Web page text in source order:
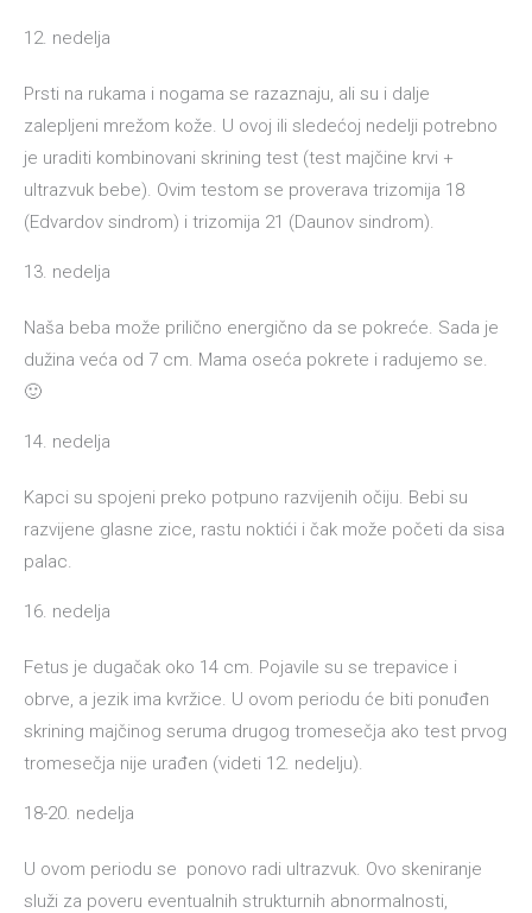
12. nedelja
Prsti na rukama i nogama se razaznaju, ali su i dalje
zalepljeni mrežom kože. U ovoj ili sledećoj nedelji potrebno
je uraditi kombinovani skrining test (test majčine krvi +
ultrazvuk bebe). Ovim testom se proverava trizomija 18
(Edvardov sindrom) i trizomija 21 (Daunov sindrom).
13. nedelja
Naša beba može prilično energično da se pokreće. Sada je
dužina veća od 7 cm. Mama oseća pokrete i radujemo se.
🙂
14. nedelja
Kapci su spojeni preko potpuno razvijenih očiju. Bebi su
razvijene glasne zice, rastu noktići i čak može početi da sisa
palac.
16. nedelja
Fetus je dugačak oko 14 cm. Pojavile su se trepavice i
obrve, a jezik ima kvržice. U ovom periodu će biti ponuđen
skrining majčinog seruma drugog tromesečja ako test prvog
tromesečja nije urađen (videti 12. nedelju).
18-20. nedelja
U ovom periodu se ponovo radi ultrazvuk. Ovo skeniranje
služi za poveru eventualnih strukturnih abnormalnosti,